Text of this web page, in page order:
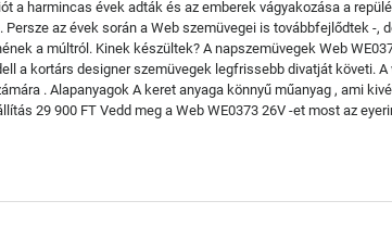
harmincas évek adták és az emberek vágyakozása a
az évek során a Web szemüvegei is továbbfejlődtek -,
a múltról. Kinek készültek? A napszemüvegek Web
a kortárs designer szemüvegek legfrissebb divatját követi.
. Alapanyagok A keret anyaga könnyű műanyag , ami
29 900 FT Vedd meg a Web WE0373 26V -et most az